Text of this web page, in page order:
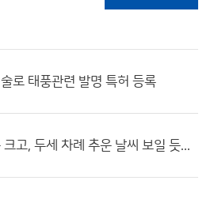
로 태풍관련 발명 특허 등록
크고, 두세 차례 추운 날씨 보일 듯...